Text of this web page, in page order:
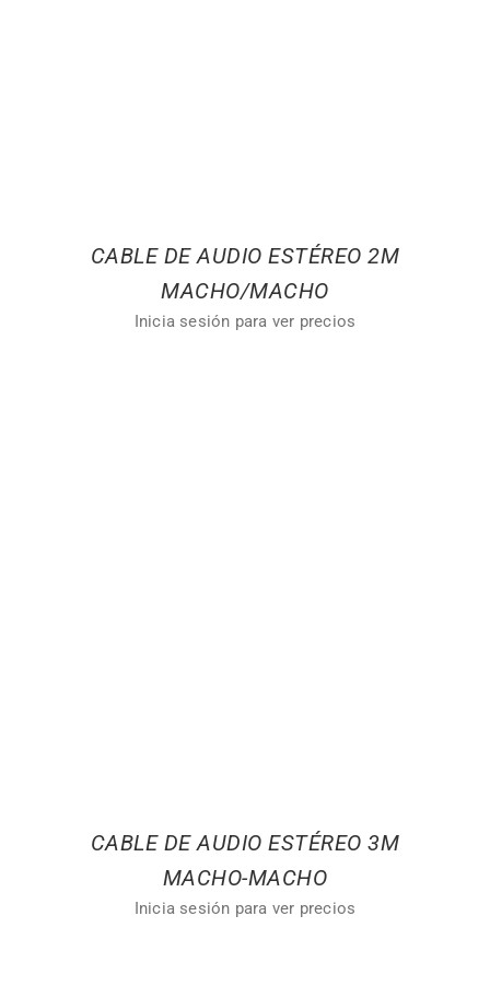
CABLE DE AUDIO ESTÉREO 2M
MACHO/MACHO
Inicia sesión para ver precios
CABLE DE AUDIO ESTÉREO 3M
MACHO-MACHO
Inicia sesión para ver precios